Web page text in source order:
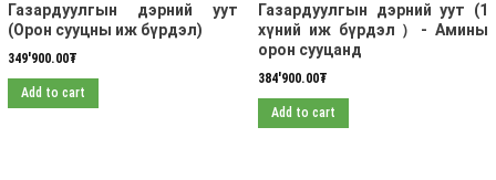
Газардуулгын дэрний уут
(Орон сууцны иж бүрдэл)
349'900.00₮
Add to cart
Газардуулгын дэрний уут (1
хүний иж бүрдэл）- Амины
орон сууцанд
384'900.00₮
Add to cart